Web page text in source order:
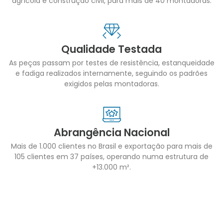
Qualidade Testada
As peças passam por testes de resistência, estanqueidade
e fadiga realizados internamente, seguindo os padrões
exigidos pelas montadoras.
Abrangência Nacional
Mais de 1.000 clientes no Brasil e exportação para mais de
105 clientes em 37 países, operando numa estrutura de
+13.000 m².